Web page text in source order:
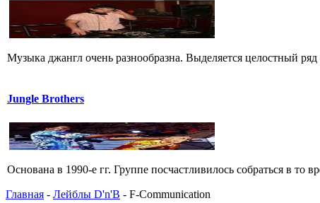
Музыка джангл очень разнообразна. Выделяется целостный
Jungle Brothers
Основана в 1990-е гг. Группе посчастливилось собраться в то
Главная - Лейблы D'n'B - F-Communication